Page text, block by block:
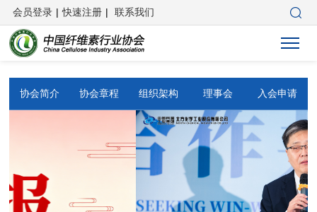
会员登录 | 快速注册 | 联系我们
协会简介 协会章程 组织架构 理事会 入会申请